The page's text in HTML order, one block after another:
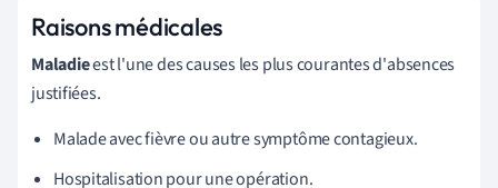
Raisons médicales
Maladieest l'une des causes les plus courantes d'absences
justifiées.
Malade avec fièvre ou autre symptôme contagieux.
Hospitalisation pour une opération.